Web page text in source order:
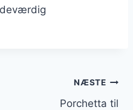
NÆSTE
Porchetta til